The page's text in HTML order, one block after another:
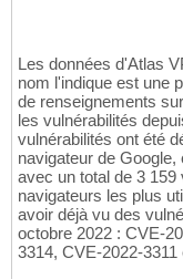
Les données d'Atlas
nom l'indique est une
de renseignements
les vulnérabilités
vulnérabilités ont été
navigateur de
avec un total de 3
navigateurs les plus
avoir déjà vu des
octobre 2022 : CVE-
3314, CVE-2022-